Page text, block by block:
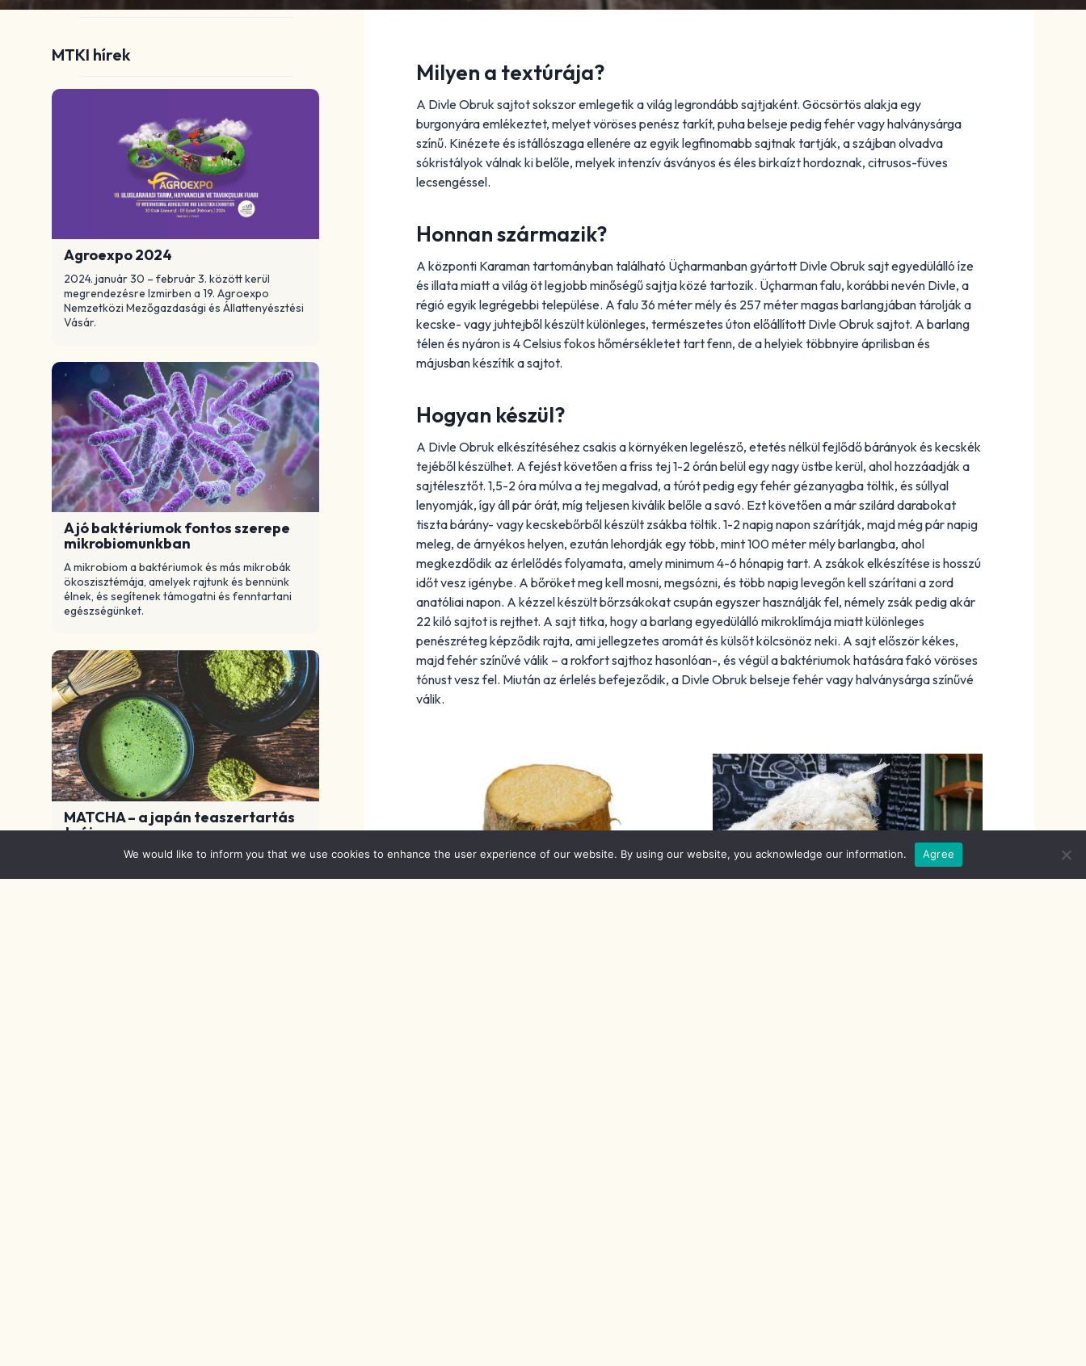
Milyen a textúrája?
A Divle Obruk sajtot sokszor emlegetik a világ legrondább sajtjaként. Göcsörtös alakja egy
burgonyára emlékeztet, melyet vöröses penész tarkít, puha belseje pedig fehér vagy halványsárga
színű. Kinézete és istállószaga ellenére az egyik legfinomabb sajtnak tartják, a szájban olvadva
sókristályok válnak ki belőle, melyek intenzív ásványos és éles birkaízt hordoznak, citrusos-füves
lecsengéssel.
Honnan származik?
A központi Karaman tartományban található Üçharmanban gyártott Divle Obruk sajt egyedülálló íze
és illata miatt a világ öt legjobb minőségű sajtja közé tartozik. Üçharman falu, korábbi nevén Divle, a
régió egyik legrégebbi települése. A falu 36 méter mély és 257 méter magas barlangjában tárolják a
kecske- vagy juhtejből készült különleges, természetes úton előállított Divle Obruk sajtot. A barlang
télen és nyáron is 4 Celsius fokos hőmérsékletet tart fenn, de a helyiek többnyire áprilisban és
májusban készítik a sajtot.
Hogyan készül?
A Divle Obruk elkészítéséhez csakis a környéken legelésző, etetés nélkül fejlődő bárányok és kecskék
tejéből készülhet. A fejést követően a friss tej 1-2 órán belül egy nagy üstbe kerül, ahol hozzáadják a
sajtélesztőt. 1,5-2 óra múlva a tej megalvad, a túrót pedig egy fehér gézanyagba töltik, és súllyal
lenyomják, így áll pár órát, míg teljesen kiválik belőle a savó. Ezt követően a már szilárd darabokat
tiszta bárány- vagy kecskebőrből készült zsákba töltik. 1-2 napig napon szárítják, majd még pár napig
meleg, de árnyékos helyen, ezután lehordják egy több, mint 100 méter mély barlangba, ahol
megkezdődik az érlelődés folyamata, amely minimum 4-6 hónapig tart. A zsákok elkészítése is hosszú
időt vesz igénybe. A bőröket meg kell mosni, megsózni, és több napig levegőn kell szárítani a zord
anatóliai napon. A kézzel készült bőrzsákokat csupán egyszer használják fel, némely zsák pedig akár
22 kiló sajtot is rejthet. A sajt titka, hogy a barlang egyedülálló mikroklímája miatt különleges
penészréteg képződik rajta, ami jellegzetes aromát és külsőt kölcsönöz neki. A sajt először kékes,
majd fehér színűvé válik – a rokfort sajthoz hasonlóan-, és végül a baktériumok hatására fakó vöröses
tónust vesz fel. Miután az érlelés befejeződik, a Divle Obruk belseje fehér vagy halványsárga színűvé
válik.
MTKI hírek
Agroexpo 2024
2024. január 30 – február 3. között kerül
megrendezésre Izmirben a 19. Agroexpo
Nemzetközi Mezőgazdasági és Állattenyésztési
Vásár.
A jó baktériumok fontos szerepe
mikrobiomunkban
A mikrobiom a baktériumok és más mikrobák
ökoszisztémája, amelyek rajtunk és bennünk
élnek, és segítenek támogatni és fenntartani
egészségünket.
MATCHA – a japán teaszertartás
teája
A „legzöldebb zöld tea” az egyetlen tea,
We would like to inform you that we use cookies to enhance the user experience of our website. By using our website, you acknowledge our information. Agree